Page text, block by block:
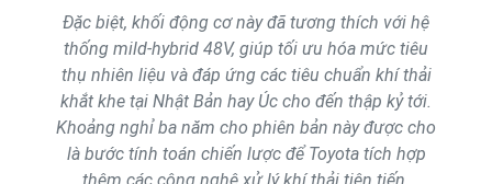
Đặc biệt, khối động cơ này đã tương thích với hệ
thống mild-hybrid 48V, giúp tối ưu hóa mức tiêu
thụ nhiên liệu và đáp ứng các tiêu chuẩn khí thải
khắt khe tại Nhật Bản hay Úc cho đến thập kỷ tới.
Khoảng nghỉ ba năm cho phiên bản này được cho
là bước tính toán chiến lược để Toyota tích hợp